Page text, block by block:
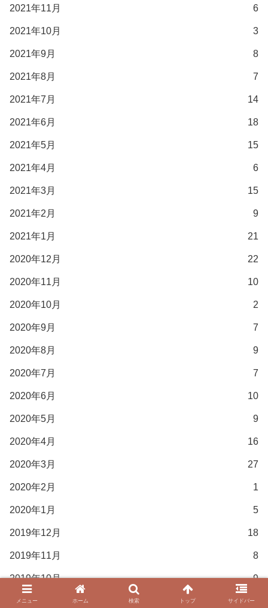
2021年11月 6
2021年10月 3
2021年9月 8
2021年8月 7
2021年7月 14
2021年6月 18
2021年5月 15
2021年4月 6
2021年3月 15
2021年2月 9
2021年1月 21
2020年12月 22
2020年11月 10
2020年10月 2
2020年9月 7
2020年8月 9
2020年7月 7
2020年6月 10
2020年5月 9
2020年4月 16
2020年3月 27
2020年2月 1
2020年1月 5
2019年12月 18
2019年11月 8
2019年10月 9
2019年9月 8
メニュー ホーム 検索 トップ サイドバー